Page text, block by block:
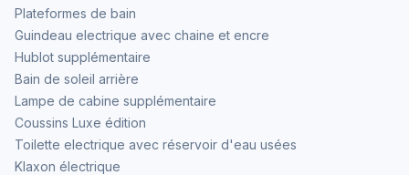
Plateformes de bain
Guindeau electrique avec chaine et encre
Hublot supplémentaire
Bain de soleil arrière
Lampe de cabine supplémentaire
Coussins Luxe édition
Toilette electrique avec réservoir d'eau usées
Klaxon électrique